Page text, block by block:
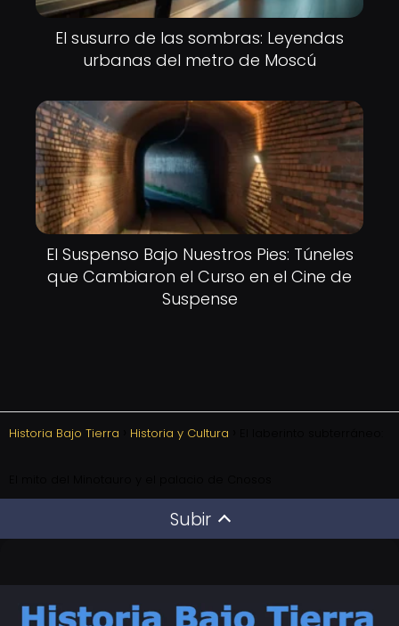
El susurro de las sombras: Leyendas
urbanas del metro de Moscú
El Suspenso Bajo Nuestros Pies: Túneles
que Cambiaron el Curso en el Cine de
Suspense
Historia Bajo Tierra Historia y Cultura
Subir